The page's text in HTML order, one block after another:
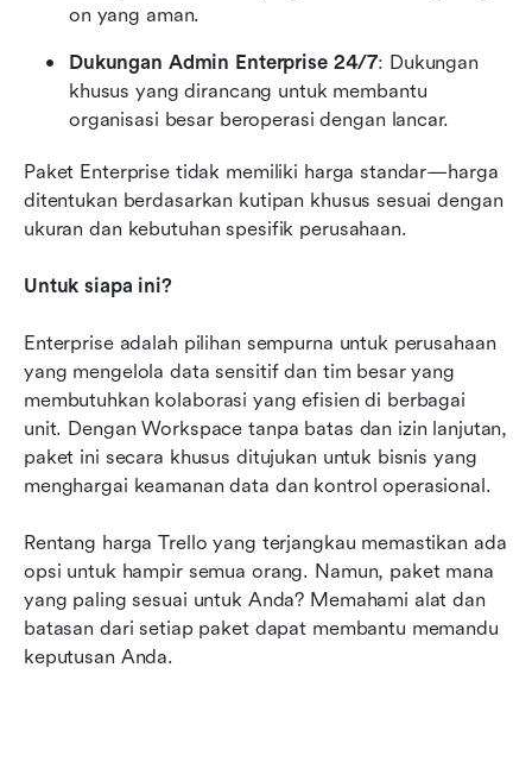
on yang aman.
Dukungan Admin Enterprise 24/7: Dukungan
khusus yang dirancang untuk membantu
organisasi besar beroperasi dengan lancar.
Paket Enterprise tidak memiliki harga standar—harga
ditentukan berdasarkan kutipan khusus sesuai dengan
ukuran dan kebutuhan spesifik perusahaan.
Untuk siapa ini?
Enterprise adalah pilihan sempurna untuk perusahaan
yang mengelola data sensitif dan tim besar yang
membutuhkan kolaborasi yang efisien di berbagai
unit. Dengan Workspace tanpa batas dan izin lanjutan,
paket ini secara khusus ditujukan untuk bisnis yang
menghargai keamanan data dan kontrol operasional.
Rentang harga Trello yang terjangkau memastikan ada
opsi untuk hampir semua orang. Namun, paket mana
yang paling sesuai untuk Anda? Memahami alat dan
batasan dari setiap paket dapat membantu memandu
keputusan Anda.